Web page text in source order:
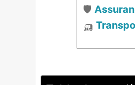
🛡️
🛺